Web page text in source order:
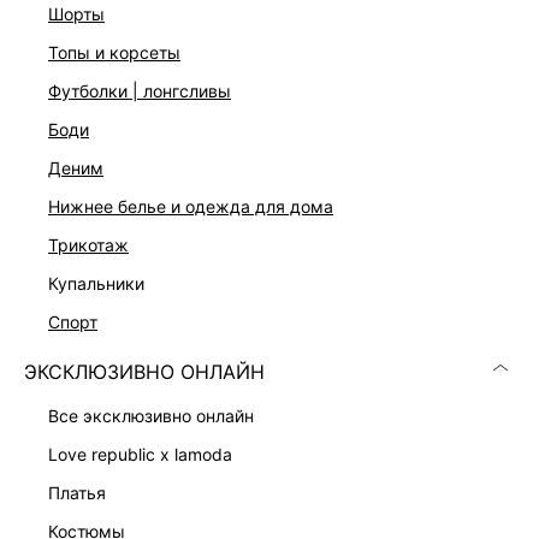
шорты
топы и корсеты
футболки | лонгсливы
боди
деним
нижнее белье и одежда для дома
трикотаж
купальники
спорт
ЭКСКЛЮЗИВНО ОНЛАЙН
все эксклюзивно онлайн
love republic x lamoda
платья
костюмы
КАТАЛОГ
КОМПАНИЯ
ЛИЧНЫЙ КАБИНЕТ